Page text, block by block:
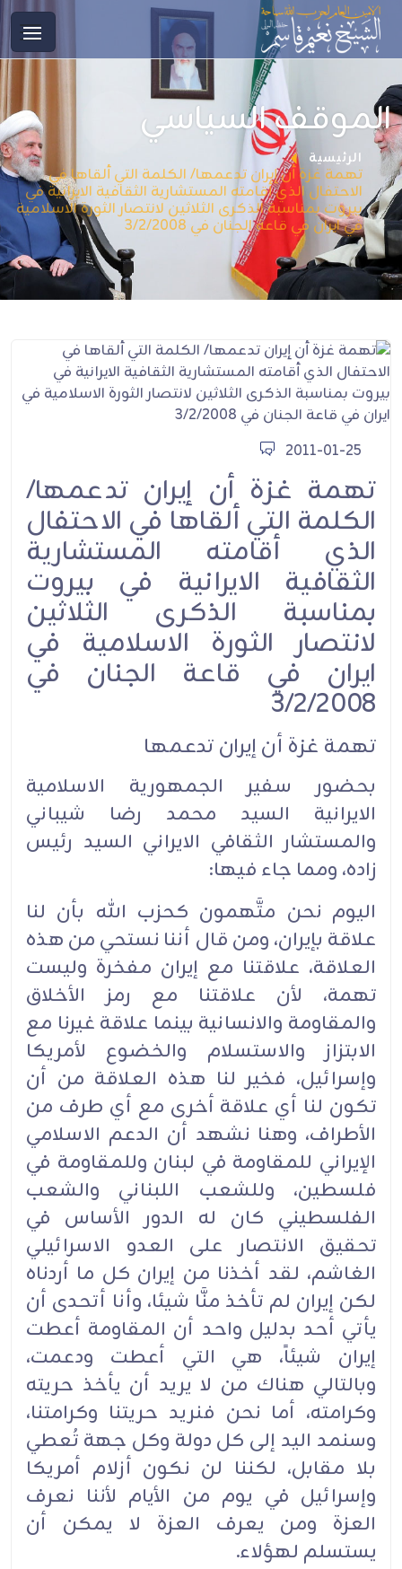
الموقف السياسي
الرئيسية
تهمة غزة أن إيران تدعمها/ الكلمة التي ألقاها في
الاحتفال الذي أقامته المستشارية الثقافية الايرانية في
بيروت بمناسبة الذكرى الثلاثين لانتصار الثورة الاسلامية
في ايران في قاعة الجنان في 3/2/2008
2011-01-25
تهمة غزة أن إيران تدعمها/
الكلمة التي ألقاها في الاحتفال
الذي أقامته المستشارية
الثقافية الايرانية في بيروت
بمناسبة الذكرى الثلاثين
لانتصار الثورة الاسلامية في
ايران في قاعة الجنان في
3/2/2008
تهمة غزة أن إيران تدعمها
بحضور سفير الجمهورية الاسلامية
الايرانية السيد محمد رضا شيباني
والمستشار الثقافي الايراني السيد رئيس
زاده، ومما جاء فيها:
اليوم نحن متَّهمون كحزب الله بأن لنا
علاقة بإيران، ومن قال أننا نستحي من هذه
العلاقة، علاقتنا مع إيران مفخرة وليست
تهمة، لأن علاقتنا مع رمز الأخلاق
والمقاومة والانسانية بينما علاقة غيرنا مع
الابتزاز والاستسلام والخضوع لأمريكا
وإسرائيل، فخير لنا هذه العلاقة من أن
تكون لنا أي علاقة أخرى مع أي طرف من
الأطراف، وهنا نشهد أن الدعم الاسلامي
الإيراني للمقاومة في لبنان وللمقاومة في
فلسطين، وللشعب اللبناني والشعب
الفلسطيني كان له الدور الأساس في
تحقيق الانتصار على العدو الاسرائيلي
الغاشم، لقد أخذنا من إيران كل ما أردناه
لكن إيران لم تأخذ منَّا شيئا، وأنا أتحدى أن
يأتي أحد بدليل واحد أن المقاومة أعطت
إيران شيئاً، هي التي أعطت ودعمت،
وبالتالي هناك من لا يريد أن يأخذ حريته
وكرامته، أما نحن فنريد حريتنا وكرامتنا،
وسنمد اليد إلى كل دولة وكل جهة تُعطي
بلا مقابل، لكننا لن نكون أزلام أمريكا
وإسرائيل في يوم من الأيام لأننا نعرف
العزة ومن يعرف العزة لا يمكن أن
يستسلم لهؤلاء.